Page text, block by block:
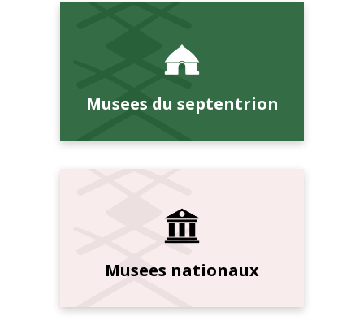
Musees du septentrion
Musees nationaux